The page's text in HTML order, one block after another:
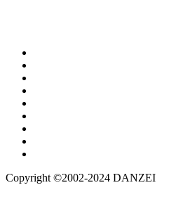
Copyright ©2002-2024 DANZEI